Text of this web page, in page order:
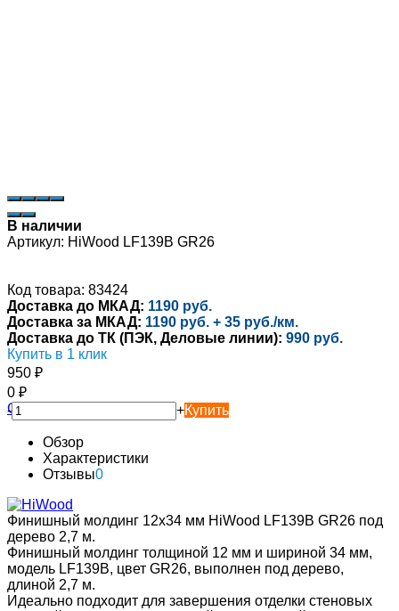
В наличии
Артикул: HiWood LF139B GR26
Код товара: 83424
Доставка до МКАД: 1190 руб.
Доставка за МКАД: 1190 руб. + 35 руб./км.
Доставка до ТК (ПЭК, Деловые линии): 990 руб.
Купить в 1 клик
950 ₽
0 ₽
-
+Купить
Обзор
Характеристики
Отзывы0
Финишный молдинг 12х34 мм HiWood LF139B GR26 под
дерево 2,7 м.
Финишный молдинг толщиной 12 мм и шириной 34 мм,
модель LF139B, цвет GR26, выполнен под дерево,
длиной 2,7 м.
Идеально подходит для завершения отделки стеновых